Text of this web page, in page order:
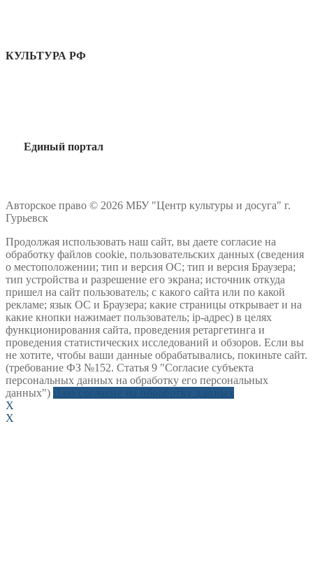
КУЛЬТУРА РФ
Единый портал
Авторское право © 2026 МБУ "Центр культуры и досуга" г.
Гурьевск
Продолжая использовать наш сайт, вы даете согласие на
обработку файлов cookie, пользовательских данных (сведения
о местоположении; тип и версия ОС; тип и версия Браузера;
тип устройства и разрешение его экрана; источник откуда
пришел на сайт пользователь; с какого сайта или по какой
рекламе; язык ОС и Браузера; какие страницы открывает и на
какие кнопки нажимает пользователь; ip-адрес) в целях
функционирования сайта, проведения ретаргетинга и
проведения статистических исследований и обзоров. Если вы
не хотите, чтобы ваши данные обрабатывались, покиньте сайт.
(требование ФЗ №152. Статья 9 "Согласие субъекта
персональных данных на обработку его персональных
данных")
X
X